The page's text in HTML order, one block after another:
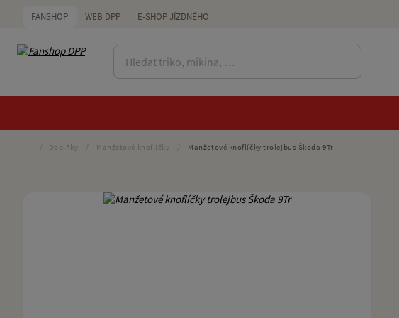
FANSHOP WEB DPP E-SHOP JÍZDNÉHO
Doplňky Manžetové knoflíčky Manžetové knoflíčky trolejbus Škoda 9Tr